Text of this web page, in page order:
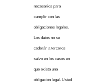
necesarios para
cumplir con las
obligaciones legales.
Los datos no se
cederán a terceros
salvo en los casos en
que exista una
obligación legal. Usted